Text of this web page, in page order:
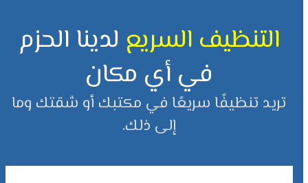
التنظيف السريع لدينا الحزم
في أي مكان
تريد تنظيفًا سريعًا في مكتبك أو شقتك وما
إلى ذلك.